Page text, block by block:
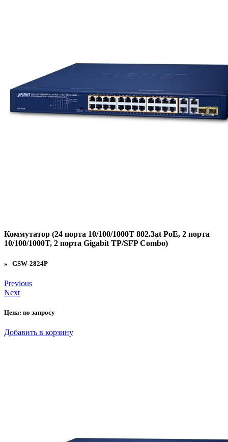
Коммутатор (24 порта 10/100/1000T 802.3at PoE, 2 порта
10/100/1000T, 2 порта Gigabit TP/SFP Combo)
» GSW-2824P
Previous
Next
Цена: по запросу
Добавить в корзину